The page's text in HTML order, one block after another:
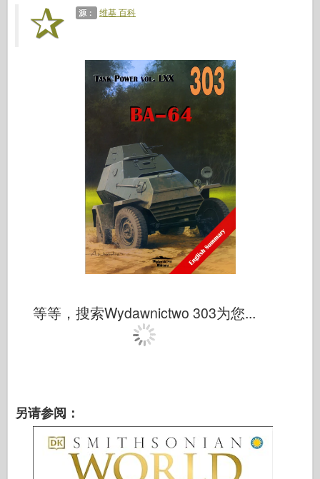
源： 维基 百科
等等，搜索Wydawnictwo 303为您...
另请参阅：